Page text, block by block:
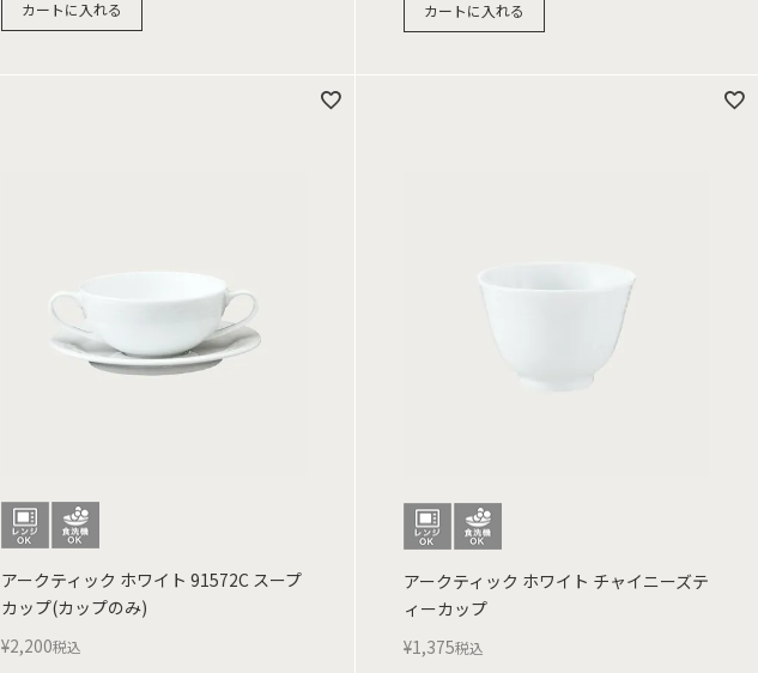
カートに入れる カートに入れる
アークティック ホワイト 91572C スープ
カップ(カップのみ)
¥2,200税込
アークティック ホワイト チャイニーズテ
ィーカップ
¥1,375税込